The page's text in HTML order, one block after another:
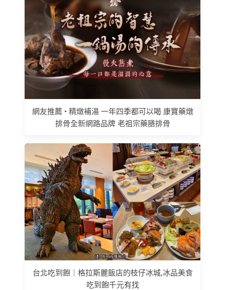
網友推薦 • 精燉補湯 一年四季都可以喝 康寶藥燉
排骨全新網路品牌 老祖宗藥膳排骨
台北吃到飽｜格拉斯麗飯店的枝仔冰城,冰品美食
吃到飽千元有找